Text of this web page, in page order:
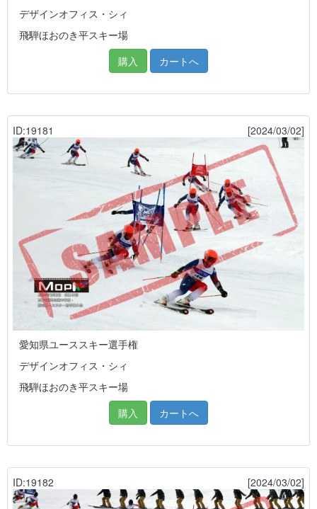
デザインオフィス・シィ
飛騨ほおのき平スキー場
購入
カートへ
ID:19181 [2024/03/02]
愛知県ユーススキー選手権
デザインオフィス・シィ
飛騨ほおのき平スキー場
購入
カートへ
ID:19182 [2024/03/02]